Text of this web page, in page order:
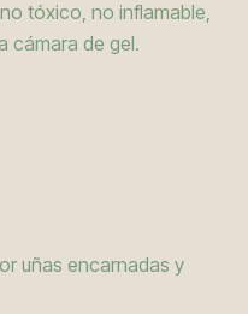
tóxico, no inflamable,
cámara de gel.
uñas encarnadas y